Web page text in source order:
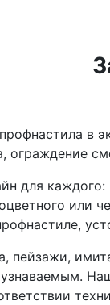
в
ограждение
для
или
пейзажи,